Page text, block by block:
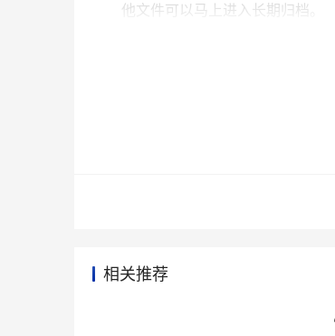
他文件可以马上进入长期归档。
版本管理：由于分层存储管理
本，或允许该文件被替换。目
我相信我们可以想出很多政策，但
常缓慢。
现有存储系统的利用效率如何？我
相关推荐